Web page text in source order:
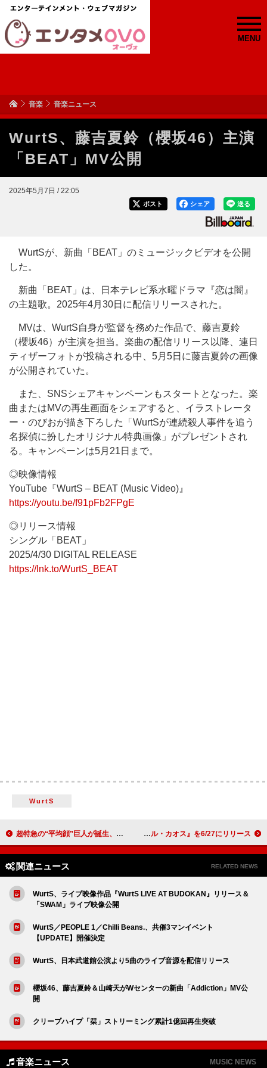
MENU
音楽 音楽ニュース
WurtS、藤吉夏鈴（櫻坂46）主演
「BEAT」MV公開
2025年5月7日 / 22:05
送る
シェア
ポスト
WurtSが、新曲「BEAT」のミュージックビデオを公開
した。
新曲「BEAT」は、日本テレビ系水曜ドラマ『恋は闇』
の主題歌。2025年4月30日に配信リリースされた。
MVは、WurtS自身が監督を務めた作品で、藤吉夏鈴
（櫻坂46）が主演を担当。楽曲の配信リリース以降、連日
ティザーフォトが投稿される中、5月5日に藤吉夏鈴の画像
が公開されていた。
また、SNSシェアキャンペーンもスタートとなった。楽
曲またはMVの再生画面をシェアすると、イラストレータ
ー・のびおが描き下ろした「WurtSが連続殺人事件を追う
名探偵に扮したオリジナル特典画像」がプレゼントされ
る。キャンペーンは5月21日まで。
◎映像情報
YouTube『WurtS – BEAT (Music Video)』
https://youtu.be/f91pFb2FPgE
◎リリース情報
シングル「BEAT」
2025/4/30 DIGITAL RELEASE
https://lnk.to/WurtS_BEAT
WurtS
超特急の“平均顔”巨人が誕生、恋に溶け落ちる「キャラメルハート」MV公開 KATSEYE、ニューEP『ビューティフル・カオス』を6/27にリリース
関連ニュース RELATED NEWS
WurtS、ライブ映像作品『WurtS LIVE AT BUDOKAN』リリース＆
「SWAM」ライブ映像公開
WurtS／PEOPLE 1／Chilli Beans.、共催3マンイベント
【UPDATE】開催決定
WurtS、日本武道館公演より5曲のライブ音源を配信リリース
櫻坂46、藤吉夏鈴＆山崎天がWセンターの新曲「Addiction」MV公
開
クリープハイプ「栞」ストリーミング累計1億回再生突破
音楽ニュース MUSIC NEWS